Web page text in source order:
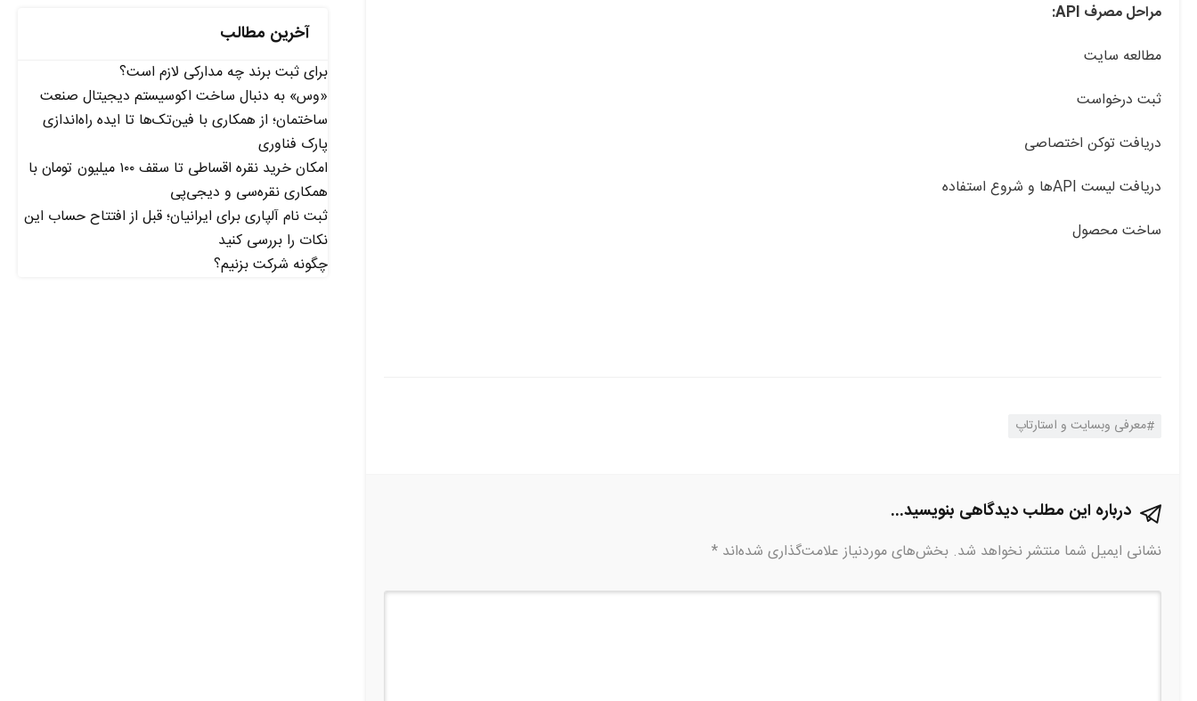
مراحل مصرف API:
مطالعه سایت
ثبت درخواست
دریافت توکن اختصاصی
دریافت لیست APIها و شروع استفاده
ساخت محصول
معرفی وبسایت و استارتاپ
درباره این مطلب دیدگاهی بنویسید...
نشانی ایمیل شما منتشر نخواهد شد. بخش‌های موردنیاز علامت‌گذاری شده‌اند *
آخرین مطالب
برای ثبت برند چه مدارکی لازم است؟
«وس» به دنبال ساخت اکوسیستم دیجیتال صنعت
ساختمان؛ از همکاری با فین‌تک‌ها تا ایده راه‌اندازی
پارک فناوری
امکان خرید نقره اقساطی تا سقف ۱۰۰ میلیون تومان با
همکاری نقره‌سی و دیجی‌پی
ثبت نام آلپاری برای ایرانیان؛ قبل از افتتاح حساب این
نکات را بررسی کنید
چگونه شرکت بزنیم؟